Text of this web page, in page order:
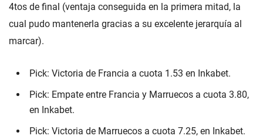
4tos de final (ventaja conseguida en la primera mitad, la
cual pudo mantenerla gracias a su excelente jerarquía al
marcar).
Pick: Victoria de Francia a cuota 1.53 en Inkabet.
Pick: Empate entre Francia y Marruecos a cuota 3.80,
en Inkabet.
Pick: Victoria de Marruecos a cuota 7.25, en Inkabet.